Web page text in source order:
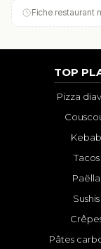
Fiche restaurant
TOP
Pizza
Kebab
Tacos
Paëlla
Sushis
Pâtes